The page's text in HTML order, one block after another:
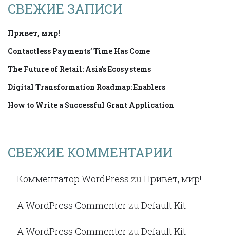
СВЕЖИЕ ЗАПИСИ
Привет, мир!
Contactless Payments’ Time Has Come
The Future of Retail: Asia’s Ecosystems
Digital Transformation Roadmap: Enablers
How to Write a Successful Grant Application
СВЕЖИЕ КОММЕНТАРИИ
Комментатор WordPress zuПривет, мир!
A WordPress Commenter zuDefault Kit
A WordPress Commenter zuDefault Kit